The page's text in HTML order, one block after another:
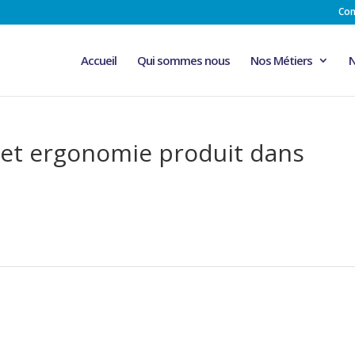
Accueil Qui sommes nous Nos Métiers
ergonomie produit dans